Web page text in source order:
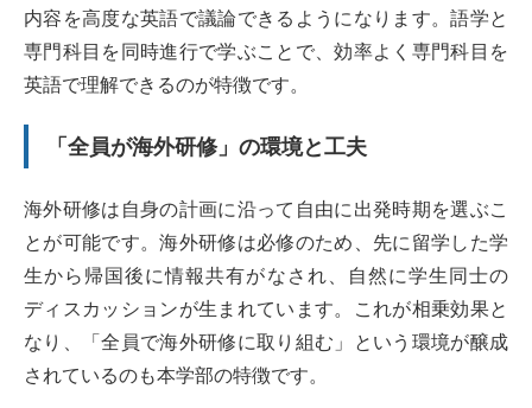
内容を高度な英語で議論できるようになります。語学と
専門科目を同時進行で学ぶことで、効率よく専門科目を
英語で理解できるのが特徴です。
「全員が海外研修」の環境と工夫
海外研修は自身の計画に沿って自由に出発時期を選ぶこ
とが可能です。海外研修は必修のため、先に留学した学
生から帰国後に情報共有がなされ、自然に学生同士の
ディスカッションが生まれています。これが相乗効果と
なり、「全員で海外研修に取り組む」という環境が醸成
されているのも本学部の特徴です。